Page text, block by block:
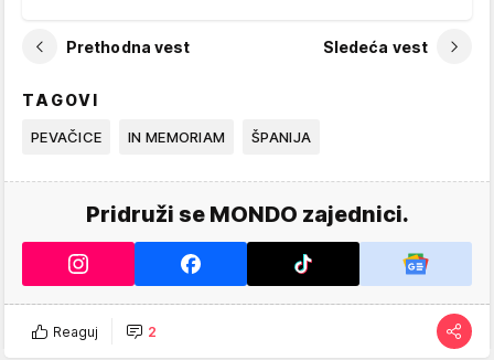
Prethodna vest Sledeća vest
TAGOVI
PEVAČICE IN MEMORIAM ŠPANIJA
Pridruži se MONDO zajednici.
Reaguj 2